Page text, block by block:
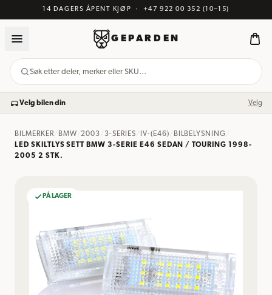
14 DAGERS ÅPENT KJØP · +47 922 00 352 (10–15)
GEPARDEN
Søk etter deler, merker eller SKU…
Velg bilen din Velg
BILMERKER/ BMW /2003 /3-SERIES IV-(E46) BILBELYSNING
LED SKILTLYS SETT BMW 3-SERIE E46 SEDAN / TOURING 1998-
2005 2 STK.
PÅ LAGER